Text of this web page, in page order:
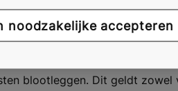
sturen proactief technici,
blootleggen. Dit geldt zowel
noodzakelijke accepteren